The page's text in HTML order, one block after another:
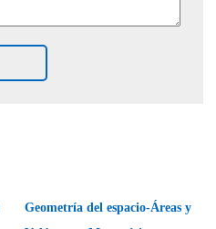
Geometría del espacio-Áreas y